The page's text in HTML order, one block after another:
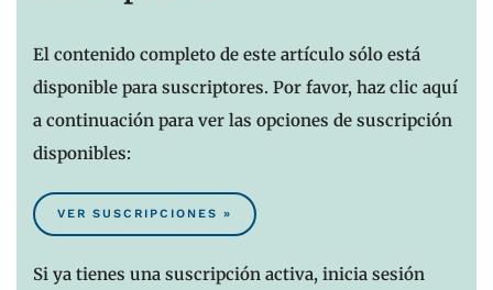
El contenido completo de este artículo sólo está
disponible para suscriptores. Por favor, haz clic aquí
a continuación para ver las opciones de suscripción
disponibles:
VER SUSCRIPCIONES »
Si ya tienes una suscripción activa, inicia sesión